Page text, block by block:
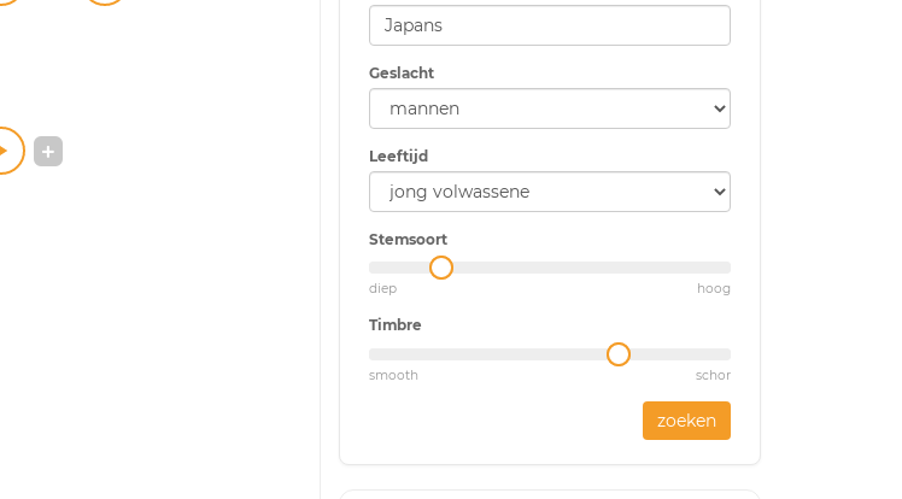
Geslacht
Leeftijd
Stemsoort
diep hoog
Timbre
smooth schor
zoeken